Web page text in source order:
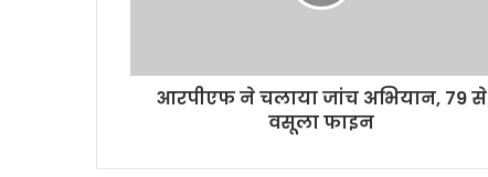
आरपीएफ ने चलाया जांच अभियान, 79 से
वसूला फाइन